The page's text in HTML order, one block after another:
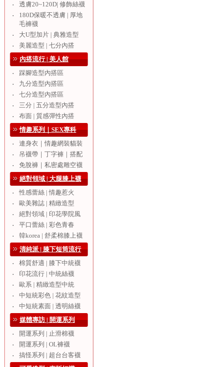
‧
透膚20~120D| 修飾絲襪
‧
180D保暖不透膚 | 厚地
毛褲襪
‧
大U型加片 | 典雅造型
‧
美麗造型 | 七分內搭
內搭流行 | 美人館
‧
踩腳造型內搭區
‧
九分造型內搭區
‧
七分造型內搭區
‧
三分 | 五分造型內搭
‧
布面 | 質感彈性內搭
情趣系列｜SEX專科
‧
連身衣｜情趣網裝貓裝
‧
吊襪帶｜丁字褲｜搭配
‧
免脫褲｜私密處雕空襪
絕對領域 | 大腿膝上襪
‧
性感蕾絲 | 情趣惹火
‧
歐美雜誌 | 精緻造型
‧
絕對領域 | 印花學院風
‧
平口蕾絲 | 彩色青春
‧
韓korea | 舒柔棉膝上襪
清純派 | 膝下短筒流行
‧
棉質舒適 | 膝下中統襪
‧
印花流行 | 中統絲襪
‧
歐系 | 精緻造型中統
‧
中短統彩色 | 花紋造型
‧
中短統素面 | 透明絲襪
媒體專訪 | 開運系列
‧
開運系列 | 止滑棉襪
‧
開運系列 | OL褲襪
‧
搞怪系列 | 超台台客襪